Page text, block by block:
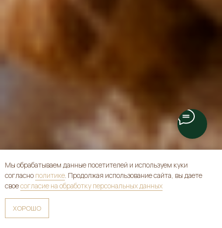
Мы обрабатываем данные посетителей и используем куки
согласно политике. Продолжая использование сайта, вы даете
своесогласие на обработку персональных данных
ХОРОШО